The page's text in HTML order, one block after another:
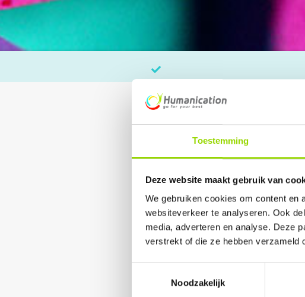
Toestemming
Deze website maakt gebruik van
We gebruiken cookies om content en
websiteverkeer te analyseren. Ook
media, adverteren en analyse. Deze
verstrekt of die ze hebben verzameld
Noodzakelijk
Training *
Select All
Essence 5 days
Essence 3 days
Source